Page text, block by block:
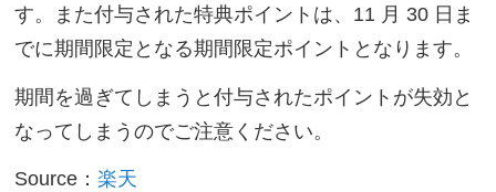
す。また付与された特典ポイントは、11 月 30 日ま
でに期間限定となる期間限定ポイントとなります。
期間を過ぎてしまうと付与されたポイントが失効と
なってしまうのでご注意ください。
Source：楽天